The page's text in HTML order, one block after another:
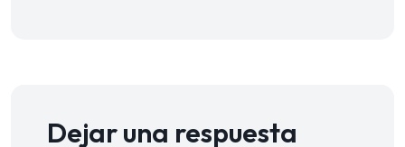
Dejar una respuesta